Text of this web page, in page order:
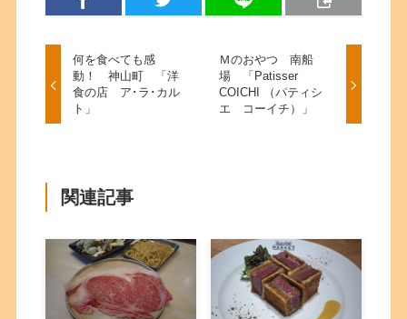
何を食べても感
動！ 神山町 「洋
食の店 ア･ラ･カル
ト」
Ｍのおやつ 南船
場 「Patisser
COICHI （パティシ
エ コーイチ）」
関連記事